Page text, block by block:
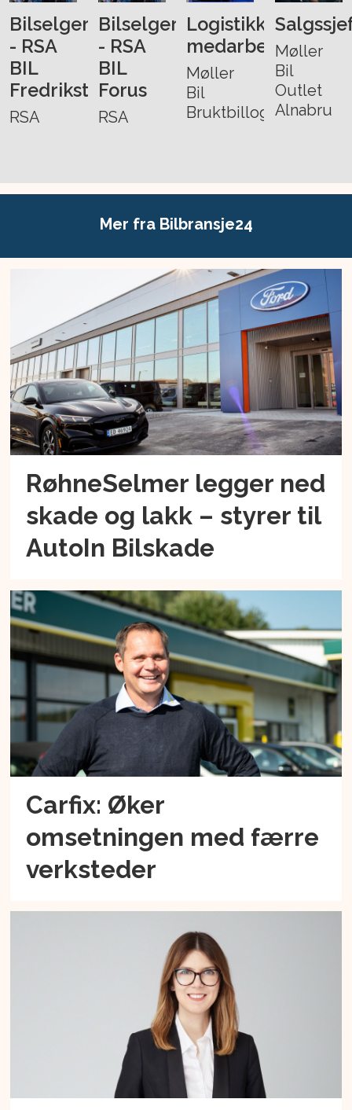
Bilselger
- RSA
BIL
Fredrikstad
RSA
Bilselger
- RSA
BIL
Forus
RSA
Logistikk-
medarbeider
Møller
Bil
Bruktbillogistikk
Møller
Bil
Outlet
Alnabru
Mer fra Bilbransje24
RøhneSelmer legger ned
skade og lakk – styrer til
AutoIn Bilskade
Carfix: Øker
omsetningen med færre
verksteder